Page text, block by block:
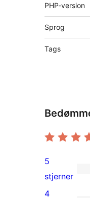
PHP-version
Sprog
Tags
31
5-
5
stjerner
4